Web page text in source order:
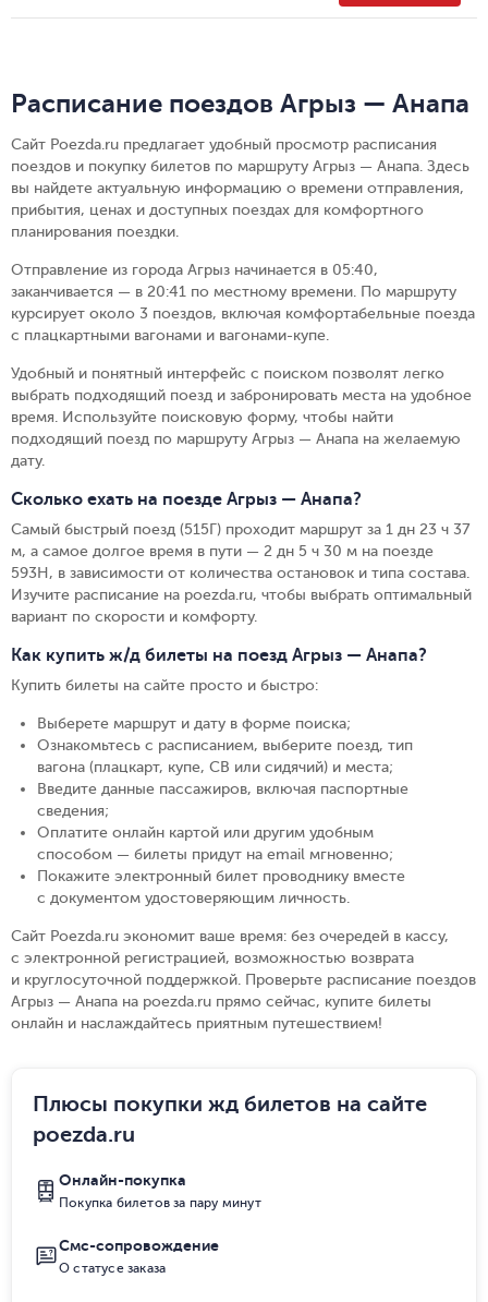
Расписание поездов Агрыз — Анапа
Сайт Poezda.ru предлагает удобный просмотр расписания
поездов и покупку билетов по маршруту Агрыз — Анапа. Здесь
вы найдете актуальную информацию о времени отправления,
прибытия, ценах и доступных поездах для комфортного
планирования поездки.
Отправление из города Агрыз начинается в 05:40,
заканчивается — в 20:41 по местному времени. По маршруту
курсирует около 3 поездов, включая комфортабельные поезда
с плацкартными вагонами и вагонами-купе.
Удобный и понятный интерфейс с поиском позволят легко
выбрать подходящий поезд и забронировать места на удобное
время. Используйте поисковую форму, чтобы найти
подходящий поезд по маршруту Агрыз — Анапа на желаемую
дату.
Сколько ехать на поезде Агрыз — Анапа?
Самый быстрый поезд (515Г) проходит маршрут за 1 дн 23 ч 37
м, а самое долгое время в пути — 2 дн 5 ч 30 м на поезде
593Н, в зависимости от количества остановок и типа состава.
Изучите расписание на poezda.ru, чтобы выбрать оптимальный
вариант по скорости и комфорту.
Как купить ж/д билеты на поезд Агрыз — Анапа?
Купить билеты на сайте просто и быстро:
Выберете маршрут и дату в форме поиска;
Ознакомьтесь с расписанием, выберите поезд, тип
вагона (плацкарт, купе, СВ или сидячий) и места;
Введите данные пассажиров, включая паспортные
сведения;
Оплатите онлайн картой или другим удобным
способом — билеты придут на email мгновенно;
Покажите электронный билет проводнику вместе
с документом удостоверяющим личность.
Сайт Poezda.ru экономит ваше время: без очередей в кассу,
с электронной регистрацией, возможностью возврата
и круглосуточной поддержкой. Проверьте расписание поездов
Агрыз — Анапа на poezda.ru прямо сейчас, купите билеты
онлайн и наслаждайтесь приятным путешествием!
Плюсы покупки жд билетов на сайте
poezda.ru
Онлайн-покупка
Покупка билетов за пару минут
Смс-сопровождение
О статусе заказа